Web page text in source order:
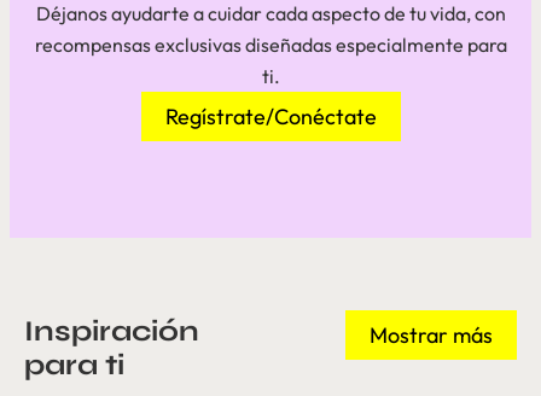
Déjanos ayudarte a cuidar cada aspecto de tu vida, con
recompensas exclusivas diseñadas especialmente para
ti.
Regístrate/Conéctate
Inspiración
para ti
Mostrar más